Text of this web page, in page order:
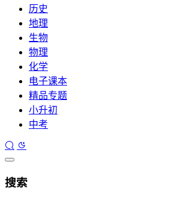
历史
地理
生物
物理
化学
电子课本
精品专题
小升初
中考
搜索